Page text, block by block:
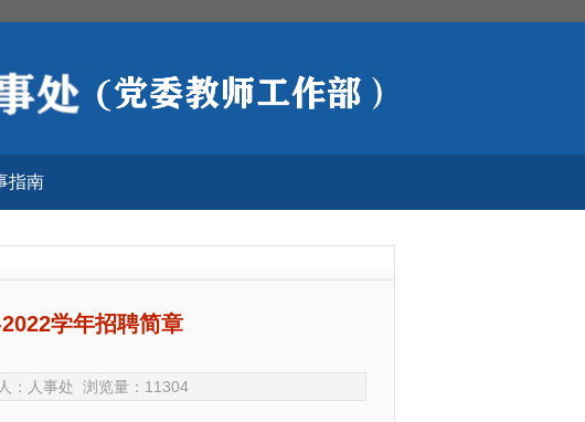
指南
学年招聘简章
：人事处 浏览量： 11304